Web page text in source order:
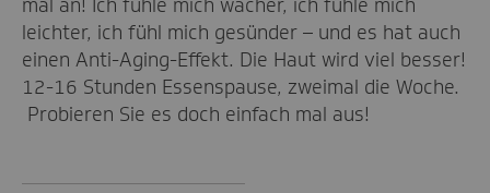
mal an! Ich fühle mich wacher, ich fühle mich
leichter, ich fühl mich gesünder – und es hat auch
einen Anti-Aging-Effekt. Die Haut wird viel besser!
12-16 Stunden Essenspause, zweimal die Woche.
Probieren Sie es doch einfach mal aus!